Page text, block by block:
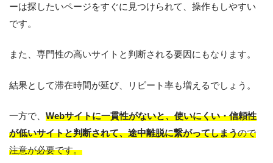
ーは探したいページをすぐに見つけられて、操作もしやすい
です。
また、専門性の高いサイトと判断される要因にもなります。
結果として滞在時間が延び、リピート率も増えるでしょう。
一方で、 Webサイトに一貫性がないと、使いにくい・信頼性
が低いサイトと判断されて、途中離脱に繋がってしまうので
注意が必要です。